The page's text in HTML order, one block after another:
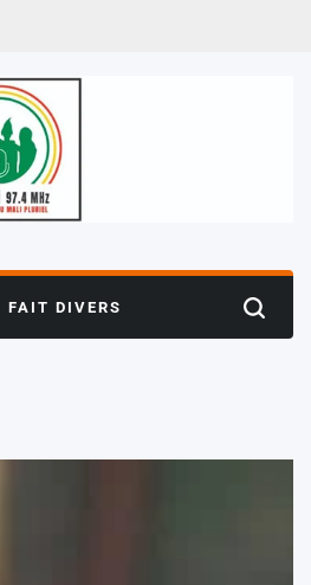
FAIT DIVERS Search